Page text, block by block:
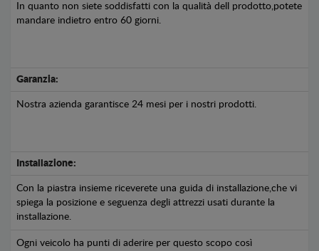
In quanto non siete soddisfatti con la qualità dell prodotto,potete
mandare indietro entro 60 giorni.
Garanzia:
Nostra azienda garantisce 24 mesi per i nostri prodotti.
Installazione:
Con la piastra insieme riceverete una guida di installazione,che vi
spiega la posizione e seguenza degli attrezzi usati durante la
installazione.
Ogni veicolo ha punti di aderire per questo scopo così